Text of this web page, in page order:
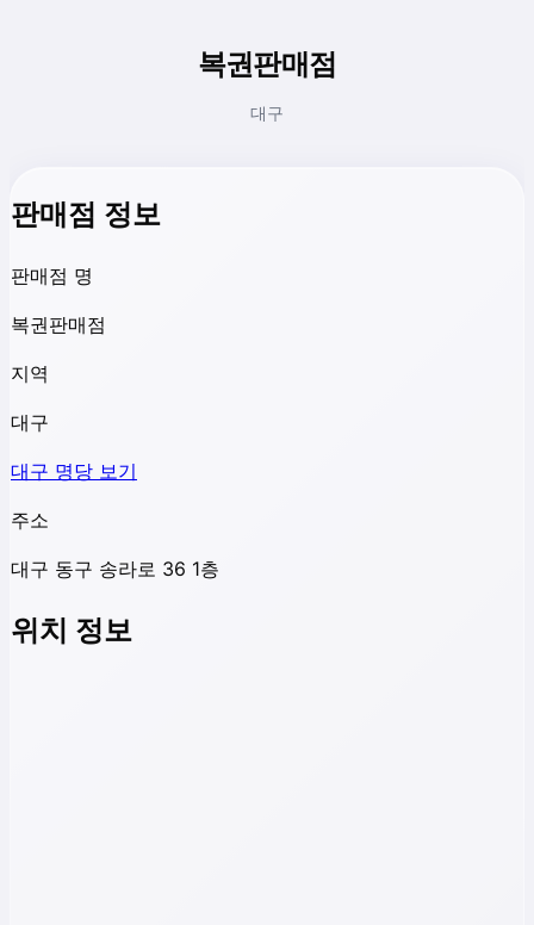
복권판매점
대구
판매점 정보
판매점 명
복권판매점
지역
대구
대구 명당 보기
주소
대구 동구 송라로 36 1층
위치 정보